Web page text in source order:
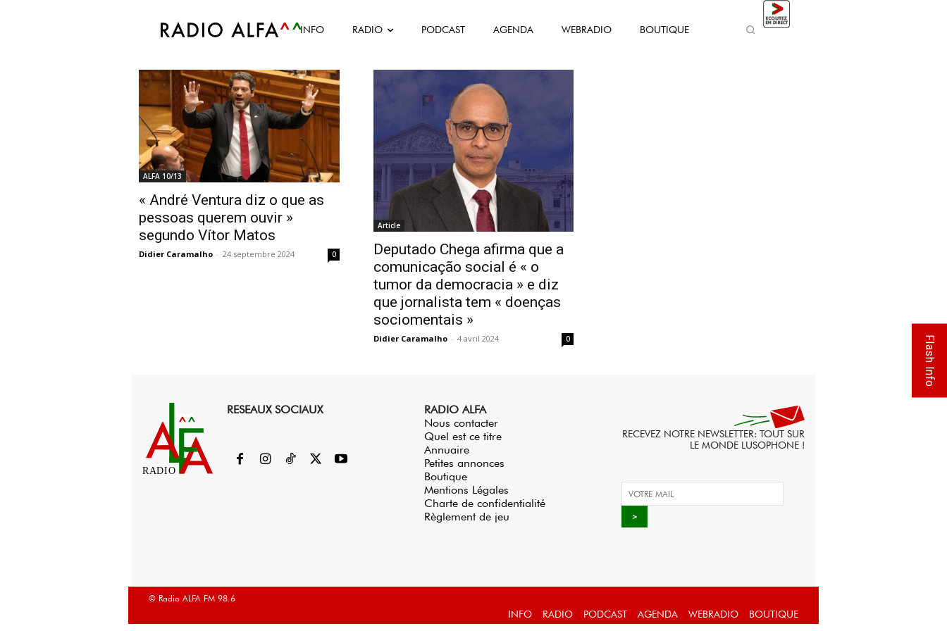
INFO RADIO PODCAST AGENDA WEBRADIO BOUTIQUE
Accueil Tags Vítor Matos
Tag: Vítor Matos
ALFA 10/13
« André Ventura diz o que as
pessoas querem ouvir »
segundo Vítor Matos
Didier Caramalho - 24 septembre 2024 0
Article
Deputado Chega afirma que a
comunicação social é « o
tumor da democracia » e diz
que jornalista tem « doenças
sociomentais »
Didier Caramalho - 4 avril 2024 0
RADIO
RESEAUX SOCIAUX
RADIO ALFA
Nous contacter
Quel est ce titre
Annuaire
Petites annonces
Boutique
Mentions Légales
Charte de confidentialité
Règlement de jeu
RECEVEZ NOTRE NEWSLETTER: TOUT SUR
LE MONDE LUSOPHONE !
© Radio ALFA FM 98.6
INFO RADIO PODCAST AGENDA WEBRADIO BOUTIQUE
Flash Info